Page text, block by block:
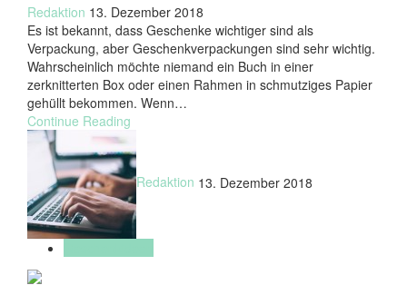
Redaktion 13. Dezember 2018
Es ist bekannt, dass Geschenke wichtiger sind als
Verpackung, aber Geschenkverpackungen sind sehr wichtig.
Wahrscheinlich möchte niemand ein Buch in einer
zerknitterten Box oder einen Rahmen in schmutziges Papier
gehüllt bekommen. Wenn…
Continue Reading
Redaktion 13. Dezember 2018